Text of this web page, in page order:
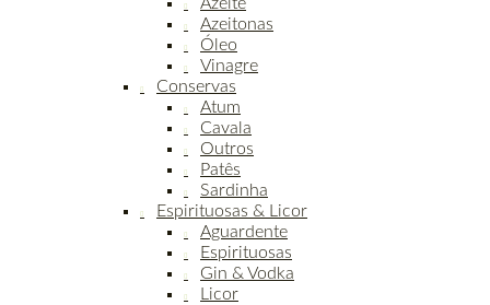
Azeite
Azeitonas
Óleo
Vinagre
Conservas
Atum
Cavala
Outros
Patês
Sardinha
Espirituosas & Licor
Aguardente
Espirituosas
Gin & Vodka
Licor